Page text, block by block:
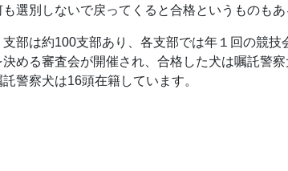
選別しないで戻ってくると合格というものもあ
部は約100支部あり、各支部では年１回の競
める審査会が開催され、合格した犬は嘱託警
警察犬は16頭在籍しています。